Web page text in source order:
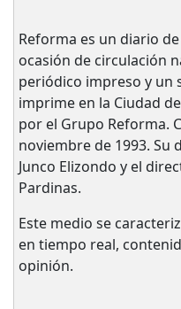
Reforma es un diario de
ocasión de circulación
periódico impreso y un
imprime en la Ciudad
por el Grupo Reforma.
noviembre de 1993. Su
Junco Elizondo y el
Pardinas.
Este medio se
en tiempo real,
opinión.